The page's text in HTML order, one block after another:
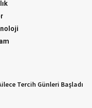
Tercih Günleri Başladı